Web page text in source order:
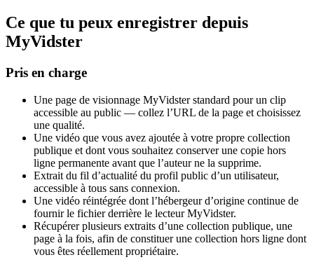
Ce que tu peux enregistrer depuis
MyVidster
Pris en charge
Une page de visionnage MyVidster standard pour un clip
accessible au public — collez l’URL de la page et choisissez
une qualité.
Une vidéo que vous avez ajoutée à votre propre collection
publique et dont vous souhaitez conserver une copie hors
ligne permanente avant que l’auteur ne la supprime.
Extrait du fil d’actualité du profil public d’un utilisateur,
accessible à tous sans connexion.
Une vidéo réintégrée dont l’hébergeur d’origine continue de
fournir le fichier derrière le lecteur MyVidster.
Récupérer plusieurs extraits d’une collection publique, une
page à la fois, afin de constituer une collection hors ligne dont
vous êtes réellement propriétaire.